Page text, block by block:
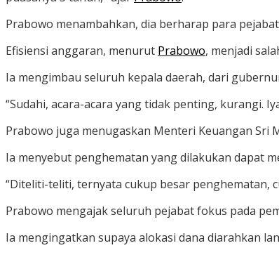
Prabowo menambahkan, dia berharap para
Efisiensi anggaran, menurut Prabowo, menjadi
Ia mengimbau seluruh kepala daerah, dari
“Sudahi, acara-acara yang tidak penting, kurangi.
Prabowo juga menugaskan Menteri Keuangan Sri
Ia menyebut penghematan yang dilakukan dapat
“Diteliti-teliti, ternyata cukup besar penghematan,
Prabowo mengajak seluruh pejabat fokus pada
Ia mengingatkan supaya alokasi dana diarahkan